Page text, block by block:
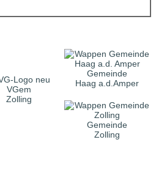
VGem
Zolling
Gemeinde
Haag a.d.Amper
Gemeinde
Zolling